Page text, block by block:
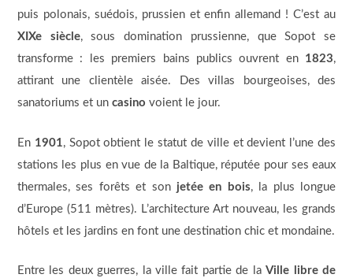
puis polonais, suédois, prussien et enfin allemand ! C’est au
XIXe siècle, sous domination prussienne, que Sopot se
transforme : les premiers bains publics ouvrent en 1823,
attirant une clientèle aisée. Des villas bourgeoises, des
sanatoriums et un casino voient le jour.
En 1901, Sopot obtient le statut de ville et devient l’une des
stations les plus en vue de la Baltique, réputée pour ses eaux
thermales, ses forêts et son jetée en bois, la plus longue
d’Europe (511 mètres). L’architecture Art nouveau, les grands
hôtels et les jardins en font une destination chic et mondaine.
Entre les deux guerres, la ville fait partie de laVille libre de